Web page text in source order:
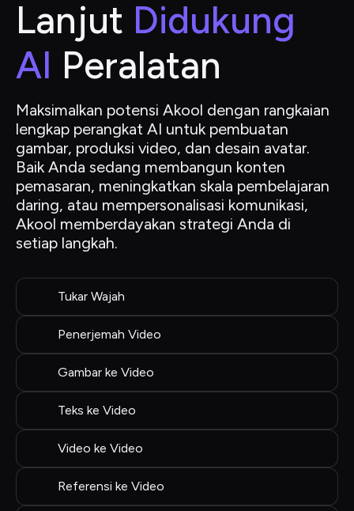
Lanjut Didukung
AI Peralatan
Maksimalkan potensi Akool dengan rangkaian
lengkap perangkat AI untuk pembuatan
gambar, produksi video, dan desain avatar.
Baik Anda sedang membangun konten
pemasaran, meningkatkan skala pembelajaran
daring, atau mempersonalisasi komunikasi,
Akool memberdayakan strategi Anda di
setiap langkah.
Tukar Wajah
Penerjemah Video
Gambar ke Video
Teks ke Video
Video ke Video
Referensi ke Video